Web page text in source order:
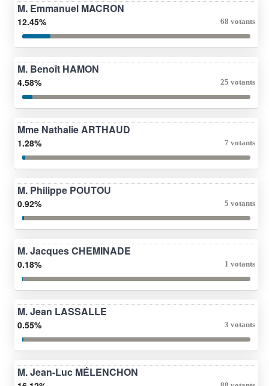
M. Emmanuel MACRON
12.45% 68 votants
M. Benoît HAMON
4.58% 25 votants
Mme Nathalie ARTHAUD
1.28% 7 votants
M. Philippe POUTOU
0.92% 5 votants
M. Jacques CHEMINADE
0.18% 1 votants
M. Jean LASSALLE
0.55% 3 votants
M. Jean-Luc MÉLENCHON